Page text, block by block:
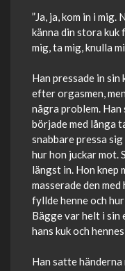
”Ja, ja, kom in i mig.
känna din stora kuk
mig, ta mig, knulla
Han pressade in
efter orgasmen,
några problem. Han
började med långa
snabbare pressa
hur hon juckar mot.
längst in. Hon knep
masserade den
fyllde henne och
Bägge var helt i sin
hans kuk och
Han satte